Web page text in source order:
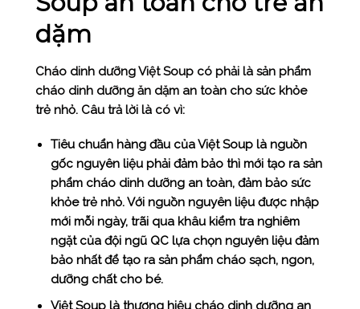
dặm
Cháo dinh dưỡng Việt Soup có phải là sản phẩm
cháo dinh dưỡng ăn dặm an toàn cho sức khỏe
trẻ nhỏ. Câu trả lời là có vì:
Tiêu chuẩn hàng đầu của Việt Soup là nguồn
gốc nguyên liệu phải đảm bảo thì mới tạo ra sản
phẩm cháo dinh dưỡng an toàn, đảm bảo sức
khỏe trẻ nhỏ. Với nguồn nguyên liệu được nhập
mới mỗi ngày, trãi qua khâu kiểm tra nghiêm
ngặt của đội ngũ QC lựa chọn nguyên liệu đảm
bảo nhất để tạo ra sản phẩm cháo sạch, ngon,
dưỡng chất cho bé.